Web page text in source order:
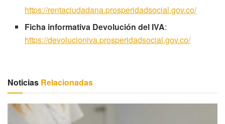
https://rentaciudadana.prosperidadsocial.gov.co/
Ficha informativa Devolución del IVA:
https://devolucioniva.prosperidadsocial.gov.co/
Noticias Relacionadas